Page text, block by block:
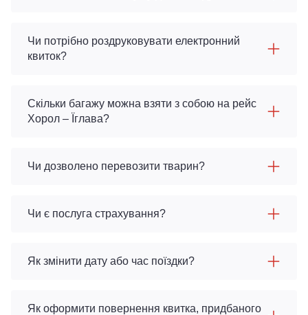
Чи потрібно роздруковувати електронний
квиток?
Скільки багажу можна взяти з собою на рейс
Хорол – Їглава?
Чи дозволено перевозити тварин?
Чи є послуга страхування?
Як змінити дату або час поїздки?
Як оформити повернення квитка, придбаного